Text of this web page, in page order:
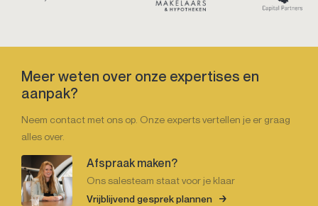
Meer weten over onze expertises en
aanpak?
Neem contact met ons op. Onze experts vertellen je er graag
alles over.
Afspraak maken?
Ons salesteam staat voor je klaar
Vrijblijvend gesprek plannen